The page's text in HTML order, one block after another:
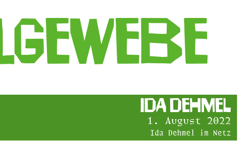
Ida Dehmel
1. August 2022
Ida Dehmel im Netz